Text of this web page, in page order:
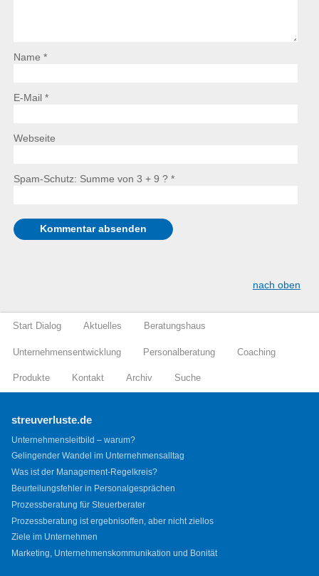
Name *
E-Mail *
Webseite
Spam-Schutz: Summe von 3 + 9 ? *
nach oben
Start Dialog Aktuelles Beratungshaus
Unternehmensentwicklung Personalberatung Coaching
Produkte Kontakt Archiv Suche
streuverluste.de
Unternehmensleitbild – warum?
Gelingender Wandel im Unternehmensalltag
Was ist der Management-Regelkreis?
Beurteilungsfehler in Personalgesprächen
Prozessberatung für Steuerberater
Prozessberatung ist ergebnisoffen, aber nicht ziellos
Ziele im Unternehmen
Marketing, Unternehmenskommunikation und Bonität